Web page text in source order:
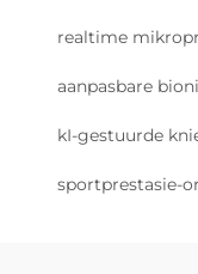
realtime
aanpasbare
kI-gestuurde
sportprestasie-